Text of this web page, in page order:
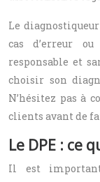
Le
cas d’erreur
responsable et
choisir son
N’hésitez pas à
clients avant de
Le DPE : ce
Il est